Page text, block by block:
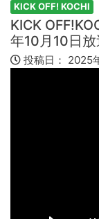
KICK OFF! KOCHI
KICK
年10月10日
投稿日： 2025